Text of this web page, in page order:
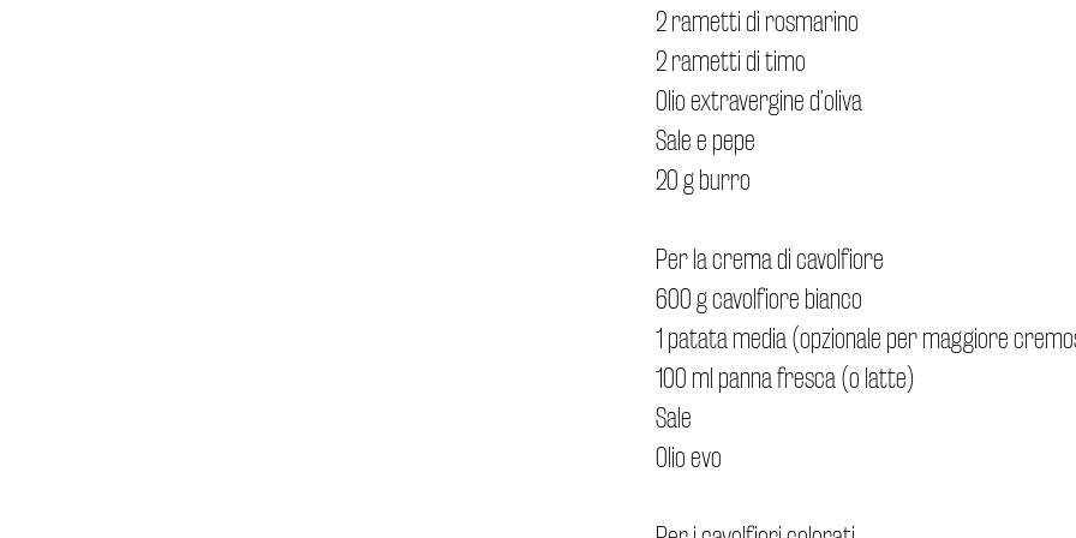
2 rametti di rosmarino
2 rametti di timo
Olio extravergine d’oliva
Sale e pepe
20 g burro
Per la crema di cavolfiore
600 g cavolfiore bianco
1 patata media (opzionale per maggiore
100 ml panna fresca (o latte)
Sale
Olio evo